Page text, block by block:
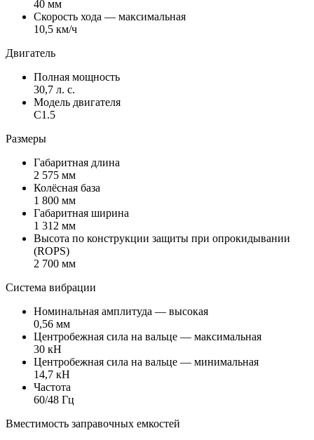
40 мм
Скорость хода — максимальная
10,5 км/ч
Двигатель
Полная мощность
30,7 л. с.
Модель двигателя
C1.5
Размеры
Габаритная длина
2 575 мм
Колёсная база
1 800 мм
Габаритная ширина
1 312 мм
Высота по конструкции защиты при опрокидывании
(ROPS)
2 700 мм
Система вибрации
Номинальная амплитуда — высокая
0,56 мм
Центробежная сила на вальце — максимальная
30 кН
Центробежная сила на вальце — минимальная
14,7 кН
Частота
60/48 Гц
Вместимость заправочных емкостей